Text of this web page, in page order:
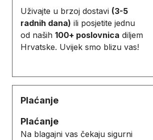
Uživajte u brzoj dostavi (3-5
radnih dana) ili posjetite jednu
od naših 100+ poslovnica diljem
Hrvatske. Uvijek smo blizu vas!
Plaćanje
Plaćanje
Na blagajni vas čekaju sigurni